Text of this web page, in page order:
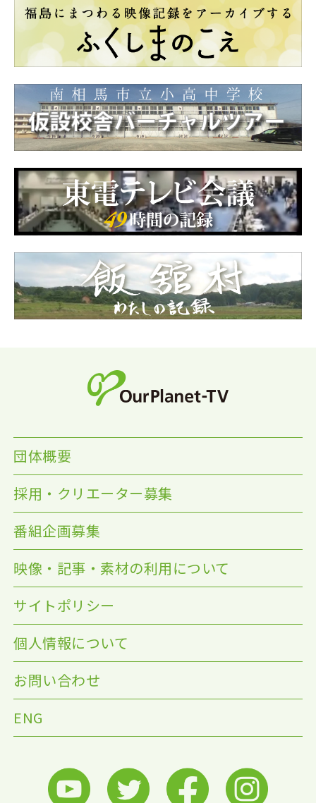
団体概要
採用・クリエーター募集
番組企画募集
映像・記事・素材の利用について
サイトポリシー
個人情報について
お問い合わせ
ENG